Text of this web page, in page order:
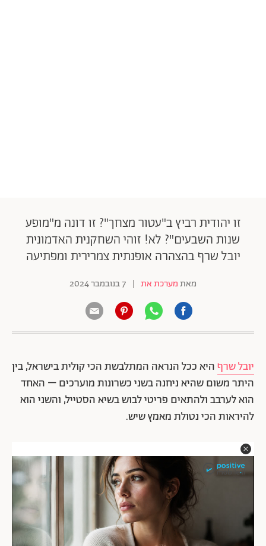
זו יהודית רביץ ב"עטור מצחך"? זו דונה מ"מופע
שנות השבעים"? לא! זוהי השחקנית האדמונית
יובל שרף בהצהרה אופנתית צמרירית ומפתיעה
מאתמערכת את | 7 בנובמבר 2024
יובל שרףהיא ככל הנראה המתלבשת הכי קולית בישראל, בין
היתר משום שהיא ניחנה בשני כשרונות מוערכים – האחד
הוא לערבב ולהתאים פריטי לבוש בשיא הסטייל, והשני הוא
להיראות הכי נטולת מאמץ שיש.